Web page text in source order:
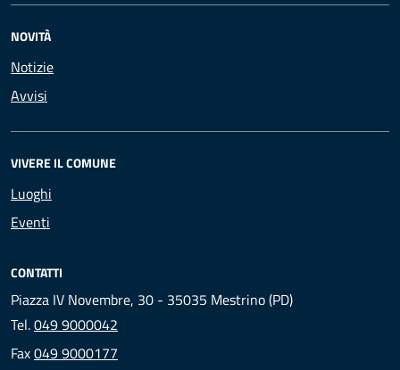
NOVITÀ
Notizie
Avvisi
VIVERE IL COMUNE
Luoghi
Eventi
CONTATTI
Piazza IV Novembre, 30 - 35035 Mestrino (PD)
Tel.049 9000042
Fax049 9000177